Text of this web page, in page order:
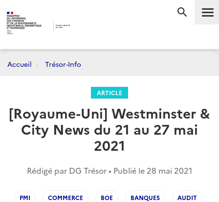
Accueil Trésor-Info
ARTICLE
[Royaume-Uni] Westminster &
City News du 21 au 27 mai
2021
Rédigé par DG Trésor • Publié le 28 mai 2021
PMI COMMERCE BOE BANQUES AUDIT